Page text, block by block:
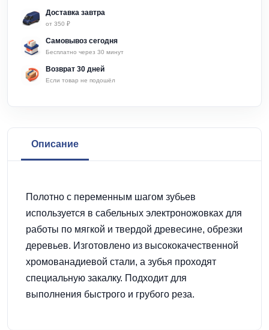
ВертексДоставка завтра
от 350 ₽
Самовывоз сегодня
Бесплатно через 30 минут
Возврат 30 дней
Если товар не подошёл
Описание
Полотно с переменным шагом зубьев
используется в сабельных электроножовках для
работы по мягкой и твердой древесине, обрезки
деревьев. Изготовлено из высококачественной
хромованадиевой стали, а зубья проходят
специальную закалку. Подходит для
выполнения быстрого и грубого реза.